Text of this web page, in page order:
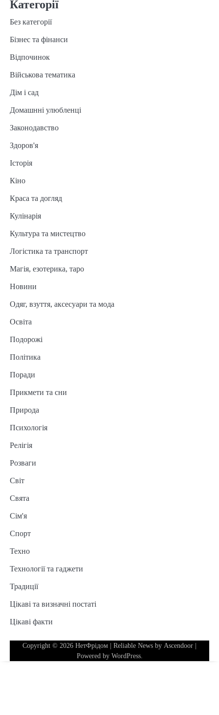
Категорії
Без категорії
Бізнес та фінанси
Відпочинок
Військова тематика
Дім і сад
Домашнні улюбленці
Законодавство
Здоров'я
Історія
Кіно
Краса та догляд
Кулінарія
Культура та мистецтво
Логістика та транспорт
Магія, езотерика, таро
Новини
Одяг, взуття, аксесуари та мода
Освіта
Подорожі
Політика
Поради
Прикмети та сни
Природа
Психологія
Релігія
Розваги
Світ
Свята
Сім'я
Спорт
Техно
Технології та гаджети
Традиції
Цікаві та визначні постаті
Цікаві факти
Copyright © 2026 НетФрідом | Reliable News by Ascendoor |
Powered by WordPress.